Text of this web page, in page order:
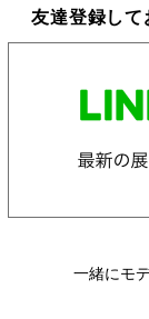
友達登録して
一緒にモ